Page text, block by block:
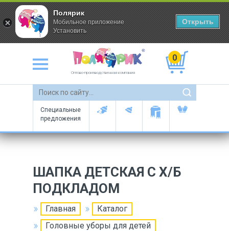
Оптово-производственная компания
0
Специальные
предложения
ШАПКА ДЕТСКАЯ С Х/Б
ПОДКЛАДОМ
Главная
Каталог
Головные уборы для детей
Полярик
Мобильное приложение
Установить
Открыть